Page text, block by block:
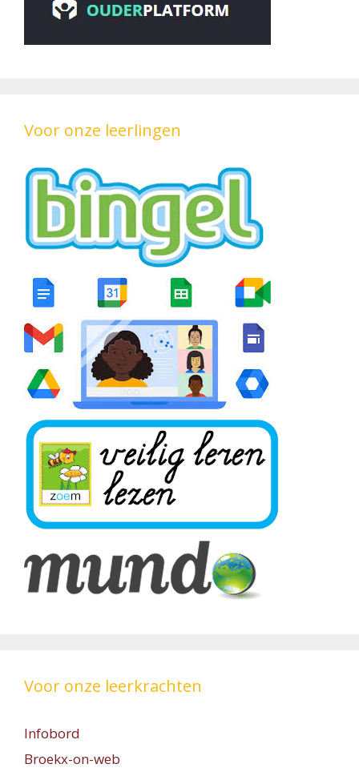
Voor onze leerlingen
Voor onze leerkrachten
Infobord
Broekx-on-web